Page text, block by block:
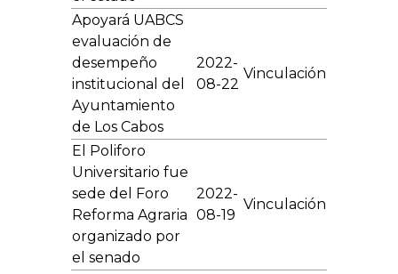
Apoyará UABCS
evaluación de
desempeño
institucional del
Ayuntamiento
de Los Cabos
2022-
08-22
Vinculación
El Poliforo
Universitario fue
sede del Foro
Reforma Agraria
organizado por
el senado
2022-
08-19
Vinculación